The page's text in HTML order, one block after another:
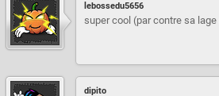
lebossedu5656
super cool (par contre sa lage
dipito